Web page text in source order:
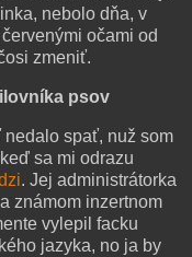
nebolo dňa, v
očami od
zmeniť.
psov
spať, nuž som
sa mi odrazu
. Jej administrátorka
známom inzertnom
vylepil facku
jazyka, no ja by